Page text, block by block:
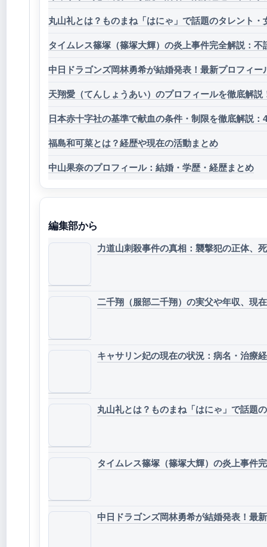
丸山礼とは？ものまね「はにゃ」で話題のタレント
タイムレス篠塚（篠塚大輝）の炎上事件完全解説：
中日ドラゴンズ岡林勇希が結婚発表！最新プロフィ
天翔愛（てんしょうあい）のプロフィールを徹底解
日本赤十字社の基準で献血の条件・制限を徹底解説
福島和可菜とは？経歴や現在の活動まとめ
中山果奈のプロフィール：結婚・学歴・経歴まとめ
編集部から
力道山刺殺事件の真相：襲撃犯の正体、
二千翔（服部二千翔）の実父や年収、現
キャサリン妃の現在の状況：病名・治療
丸山礼とは？ものまね「はにゃ」で話題
タイムレス篠塚（篠塚大輝）の炎上事件
中日ドラゴンズ岡林勇希が結婚発表！最